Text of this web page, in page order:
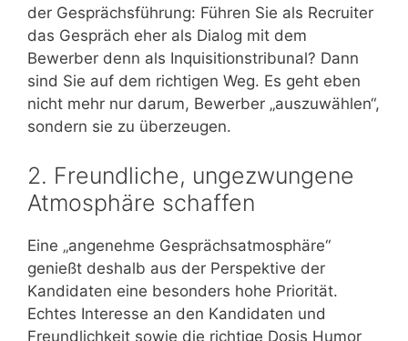
der Gesprächsführung: Führen Sie als Recruiter
das Gespräch eher als Dialog mit dem
Bewerber denn als Inquisitionstribunal? Dann
sind Sie auf dem richtigen Weg. Es geht eben
nicht mehr nur darum, Bewerber „auszuwählen“,
sondern sie zu überzeugen.
2. Freundliche, ungezwungene
Atmosphäre schaffen
Eine „angenehme Gesprächsatmosphäre“
genießt deshalb aus der Perspektive der
Kandidaten eine besonders hohe Priorität.
Echtes Interesse an den Kandidaten und
Freundlichkeit sowie die richtige Dosis Humor